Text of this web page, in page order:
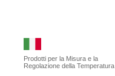
Prodotti per la Misura e la
Regolazione della Temperatura